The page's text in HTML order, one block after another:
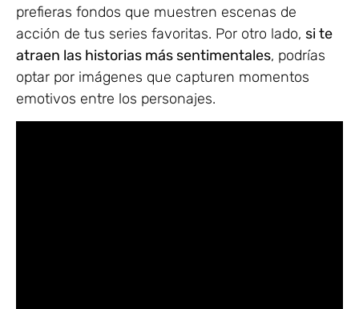
prefieras fondos que muestren escenas de
acción de tus series favoritas. Por otro lado, si te
atraen las historias más sentimentales, podrías
optar por imágenes que capturen momentos
emotivos entre los personajes.